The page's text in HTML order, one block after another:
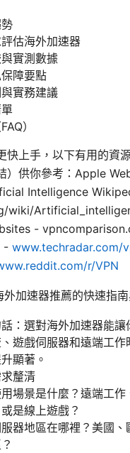
估海外加速器
實測數據
障要點
實務建議
）
快上手，以下有用的資
）供你參考：Apple
Intelligence
wiki/
-
- www.techradar.com/
r/VPN
加速器推薦的快速指
：選對海外加速器能讓
遊戲伺服器和遠端工作
顯著。
釐清
場景是什麼？遠端工作
是線上遊戲？
器地區在哪裡？美國、